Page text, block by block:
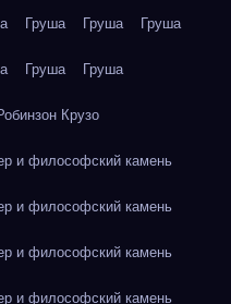
Груша Груша Груша
Груша Груша
Крузо
и философский камень
и философский камень
и философский камень
и философский камень